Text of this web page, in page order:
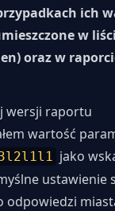
ich
w
oraz w
wersji raportu
wartość
jako
ustawienie
odpowiedzi